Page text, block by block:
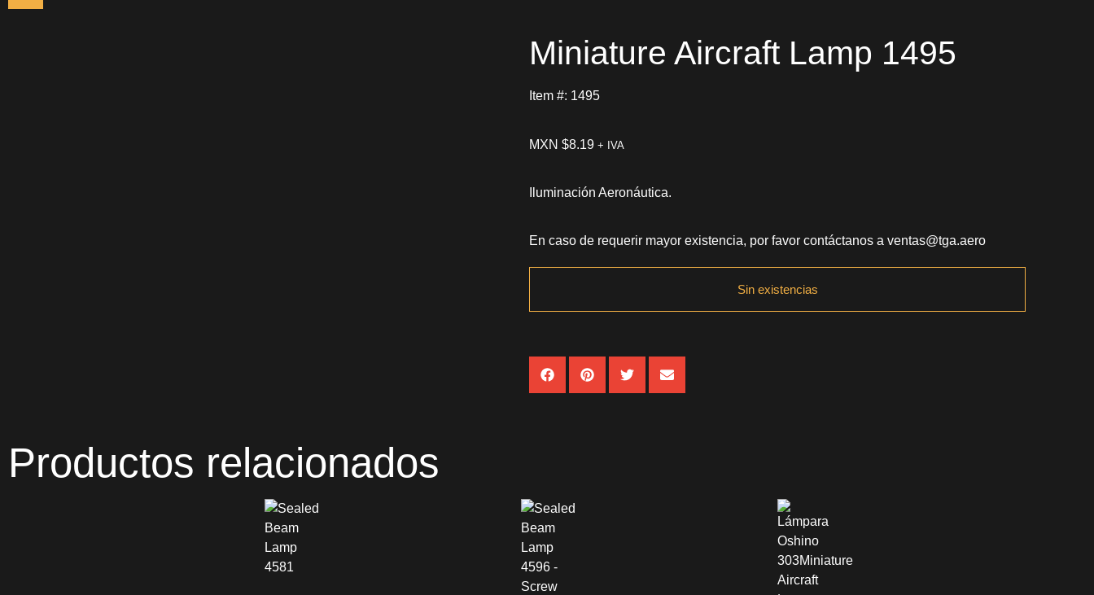
Miniature Aircraft Lamp 1495
Item #: 1495
MXN $8.19 + IVA
Iluminación Aeronáutica.
En caso de requerir mayor existencia, por favor contáctanos a ventas@tga.aero
Sin existencias
Productos relacionados